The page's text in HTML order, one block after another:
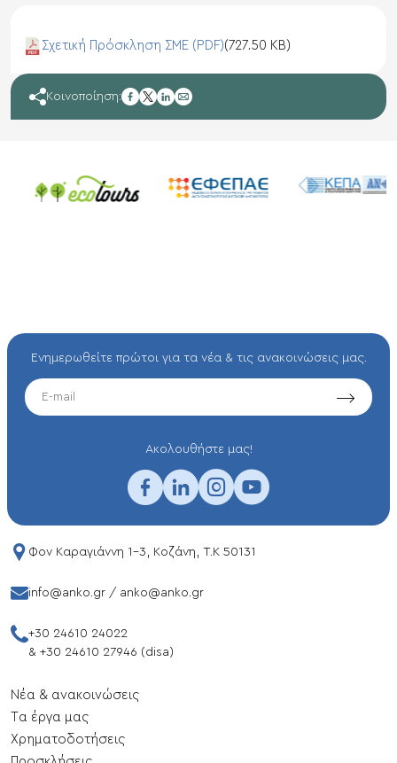
Σχετική Πρόσκληση ΣΜΕ (PDF)(727.50 KB)
Κοινοποίηση: facebook
twitter
linkedin
mail
Ενημερωθείτε πρώτοι για τα νέα & τις ανακοινώσεις μας.
EMAIL
Aκολουθήστε μας!
Φον Καραγιάννη 1-3, Κοζάνη, T.K 50131
info@anko.gr / anko@anko.gr
+30 24610 24022
& +30 24610 27946 (disa)
Νέα & ανακοινώσεις
Tα έργα μας
Xρηματοδοτήσεις